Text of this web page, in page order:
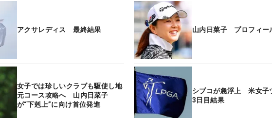
アクサレディス 最終結果 山内日菜子 プロフィー
女子では珍しいクラブも駆使し地
元コース攻略へ 山内日菜子
が“下剋上”に向け首位発進
シブコが急浮上 米女子
3日目結果